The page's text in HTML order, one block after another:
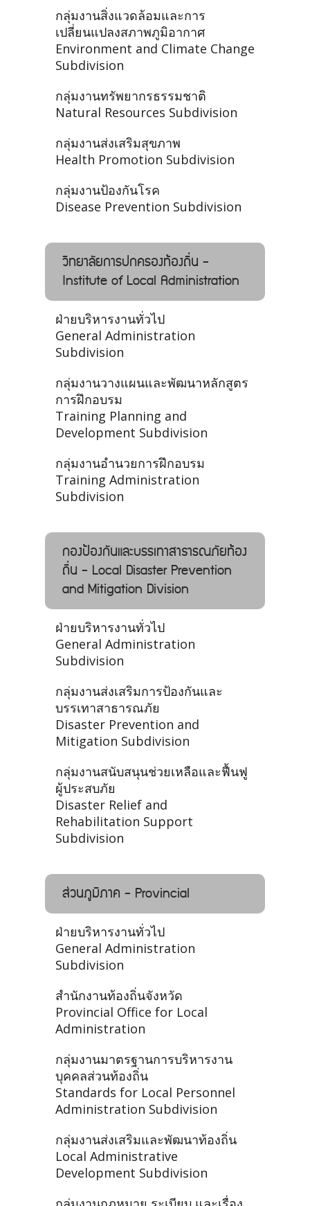
กลุ่มงานสิ่งแวดล้อมและการ
เปลี่ยนแปลงสภาพภูมิอากาศ
Environment and Climate Change
Subdivision
กลุ่มงานทรัพยากรธรรมชาติ
Natural Resources Subdivision
กลุ่มงานส่งเสริมสุขภาพ
Health Promotion Subdivision
กลุ่มงานป้องกันโรค
Disease Prevention Subdivision
วิทยาลัยการปกครองท้องถิ่น -
Institute of Local Administration
ฝ่ายบริหารงานทั่วไป
General Administration
Subdivision
กลุ่มงานวางแผนและพัฒนาหลักสูตร
การฝึกอบรม
Training Planning and
Development Subdivision
กลุ่มงานอำนวยการฝึกอบรม
Training Administration
Subdivision
กองป้องกันและบรรเทาสาธารณภัยท้อง
ถิ่น - Local Disaster Prevention
and Mitigation Division
ฝ่ายบริหารงานทั่วไป
General Administration
Subdivision
กลุ่มงานส่งเสริมการป้องกันและ
บรรเทาสาธารณภัย
Disaster Prevention and
Mitigation Subdivision
กลุ่มงานสนับสนุนช่วยเหลือและฟื้นฟู
ผู้ประสบภัย
Disaster Relief and
Rehabilitation Support
Subdivision
ส่วนภูมิภาค - Provincial
ฝ่ายบริหารงานทั่วไป
General Administration
Subdivision
สำนักงานท้องถิ่นจังหวัด
Provincial Office for Local
Administration
กลุ่มงานมาตรฐานการบริหารงาน
บุคคลส่วนท้องถิ่น
Standards for Local Personnel
Administration Subdivision
กลุ่มงานส่งเสริมและพัฒนาท้องถิ่น
Local Administrative
Development Subdivision